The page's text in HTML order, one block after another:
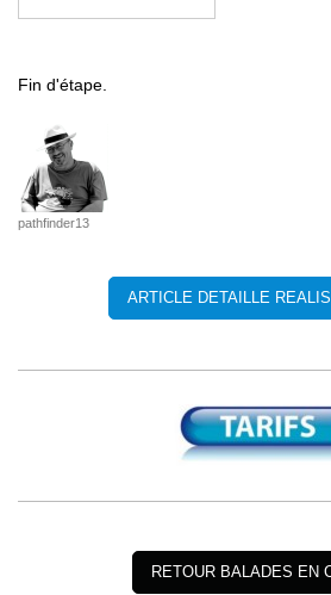
Fin d'étape.
pathfinder13
ARTICLE DETAILLE
RETOUR BALADES EN